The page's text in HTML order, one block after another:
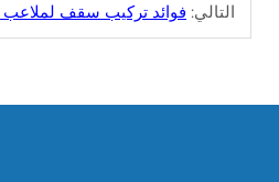
التالي: فوائد تركيب سقف لملاعب